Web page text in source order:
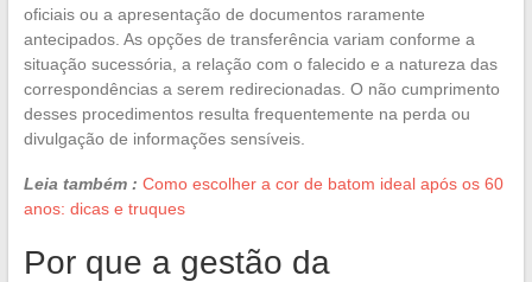
oficiais ou a apresentação de documentos raramente
antecipados. As opções de transferência variam conforme a
situação sucessória, a relação com o falecido e a natureza das
correspondências a serem redirecionadas. O não cumprimento
desses procedimentos resulta frequentemente na perda ou
divulgação de informações sensíveis.
Leia também : Como escolher a cor de batom ideal após os 60
anos: dicas e truques
Por que a gestão da